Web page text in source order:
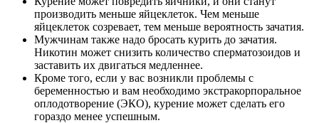
производить меньше яйцеклеток. Чем меньше
яйцеклеток созревает, тем меньше вероятность зачатия.
Мужчинам также надо бросать курить до зачатия.
Никотин может снизить количество сперматозоидов и
заставить их двигаться медленнее.
Кроме того, если у вас возникли проблемы с
беременностью и вам необходимо экстракорпоральное
оплодотворение (ЭКО), курение может сделать его
гораздо менее успешным.